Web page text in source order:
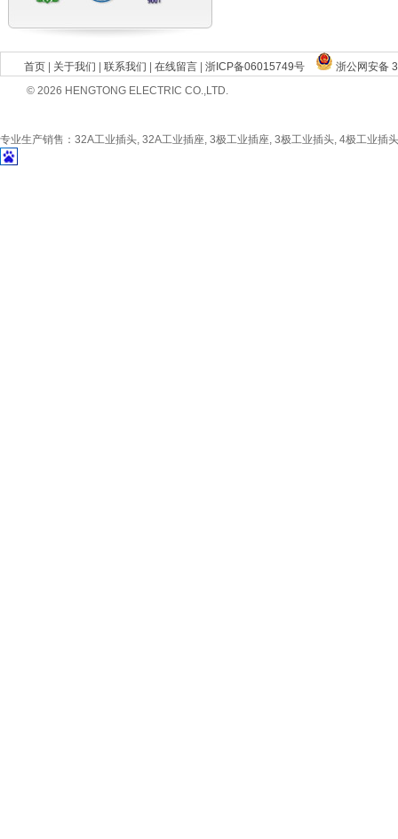
首页 关于我们 联系我们 在线留言 浙ICP备06015749号
浙公网安备
© 2026 HENGTONG ELECTRIC CO.,LTD.
专业生产销售：32A工业插头, 32A工业插座, 3极工业插座, 3极工业插头, 4极工业